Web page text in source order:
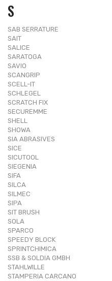
S
SAB SERRATURE
SAIT
SALICE
SARATOGA
SAVIO
SCANGRIP
SCELL-IT
SCHLEGEL
SCRATCH FIX
SECUREMME
SHELL
SHOWA
SIA ABRASIVES
SICE
SICUTOOL
SIEGENIA
SIFA
SILCA
SILMEC
SIPA
SIT BRUSH
SOLA
SPARCO
SPEEDY BLOCK
SPRINTCHIMICA
SSB & SOLDIA GMBH
STAHLWILLE
STAMPERIA CARCANO